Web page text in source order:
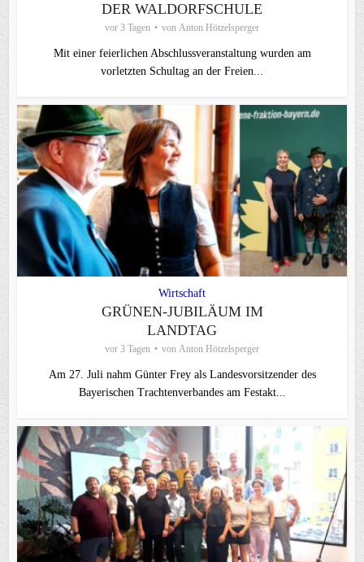
DER WALDORFSCHULE
vor 3 Tagen von Anton Hötzelsperger
Mit einer feierlichen Abschlussveranstaltung wurden am
vorletzten Schultag an der Freien...
Wirtschaft
GRÜNEN-JUBILÄUM IM
LANDTAG
vor 3 Tagen von Anton Hötzelsperger
Am 27. Juli nahm Günter Frey als Landesvorsitzender des
Bayerischen Trachtenverbandes am Festakt...